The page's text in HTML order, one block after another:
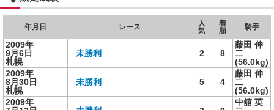
年月日 レース
人
気
着
順
騎手
2009年
9月6日
札幌
未勝利 2 8
藤田 伸
二
(56.0kg)
2009年
8月30日
札幌
未勝利 5 4
藤田 伸
二
(56.0kg)
2009年
中舘 英